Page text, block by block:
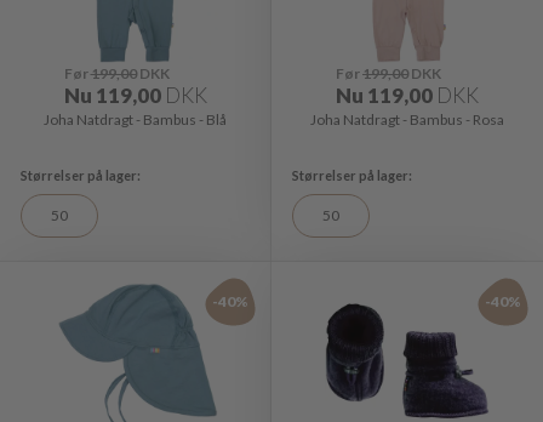
Før199,00DKK
Nu 119,00 DKK
Joha Natdragt - Bambus - Blå
50
Før199,00 DKK
Nu 119,00 DKK
Joha Natdragt - Bambus - Rosa
50
-40% -40%